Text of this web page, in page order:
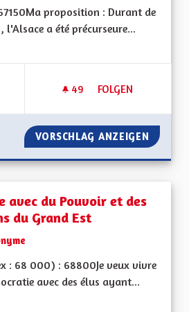
proposition : Durant de
l'Alsace a été précurseure...
49 49 FOLLOWER
FOLGEN
COLORER LES
VORSCHLAG ANZEIGEN
avec du Pouvoir et des
du Grand Est
: 68 000) : 68800Je veux vivre
avec des élus ayant...